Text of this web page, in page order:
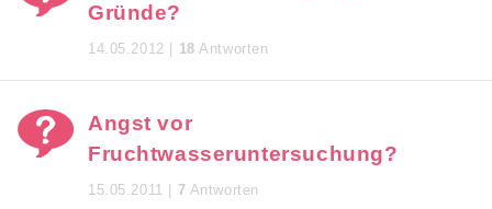
Gründe?
14.05.2012 | 18 Antworten
Angst vor
Fruchtwasseruntersuchung?
15.05.2011 | 7 Antworten